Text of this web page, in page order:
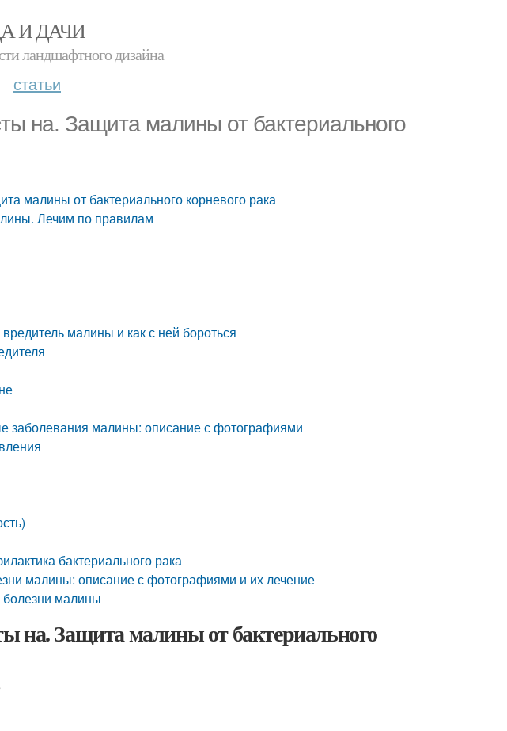
И ДАЧИ
ландшафтного дизайна
статьи
на. Защита малины от бактериального
малины от бактериального корневого рака
Лечим по правилам
малины и как с ней бороться
заболевания малины: описание с фотографиями
бактериального рака
малины: описание с фотографиями и их лечение
малины
на. Защита малины от бактериального